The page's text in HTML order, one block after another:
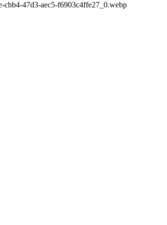
cbb4-47d3-aec5-f6903c4ffe27_0.webp